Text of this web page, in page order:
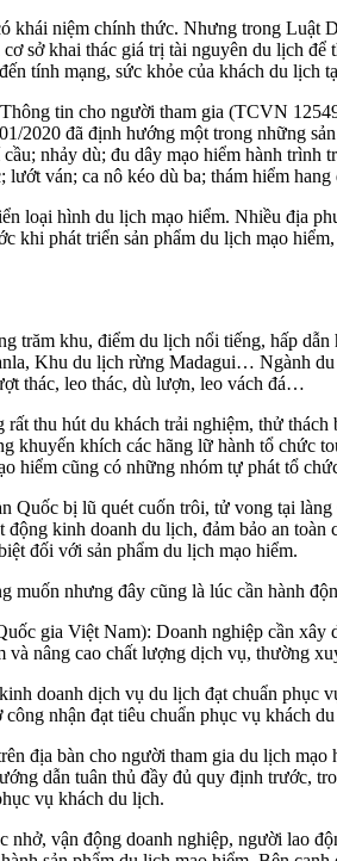
niệm chính thức. Nhưng trong Luật
sở khai thác giá trị tài nguyên du lịch
tính mạng, sức khỏe của khách du lịch
tin cho người tham gia (TCVN
2020 đã định hướng một trong những
nhảy dù; đu dây mạo hiểm hành
ván; ca nô kéo dù ba; thám hiểm
loại hình du lịch mạo hiểm. Nhiều địa
khi phát triển sản phẩm du lịch mạo
trăm khu, điểm du lịch nổi tiếng, hấp
Khu du lịch rừng Madagui… Ngành
thác, leo thác, dù lượn, leo vách đá…
thu hút du khách trải nghiệm, thử
khích các hãng lữ hành tổ chức
hiểm cũng có những nhóm tự phát tổ
Quốc bị lũ quét cuốn trôi, tử vong tại
kinh doanh du lịch, đảm bảo an
đối với sản phẩm du lịch mạo hiểm.
muốn nhưng đây cũng là lúc cần hành
gia Việt Nam): Doanh nghiệp cần xây
nâng cao chất lượng dịch vụ, thường
doanh dịch vụ du lịch đạt chuẩn
nhận đạt tiêu chuẩn phục vụ khách
địa bàn cho người tham gia du lịch
dẫn tuân thủ đầy đủ quy định trước,
vụ khách du lịch.
vận động doanh nghiệp, người lao